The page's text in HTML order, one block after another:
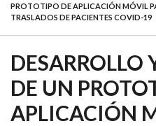
PROTOTIPO DE APLICACIÓN MÓVIL
TRASLADOS DE PACIENTES COVID-19
DESARROLLO
DE UN
APLICACIÓN